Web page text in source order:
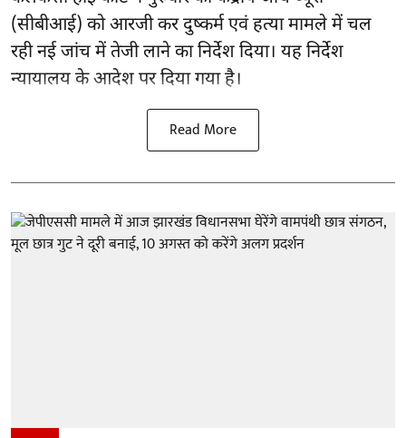
(सीबीआई) कोआरजी कर दुष्कर्म एवं हत्या मामलेमें चल
रही नई जांच में तेजी लाने का निर्देश दिया। यह निर्देश
न्यायालय के आदेश पर दिया गया है।
Read More